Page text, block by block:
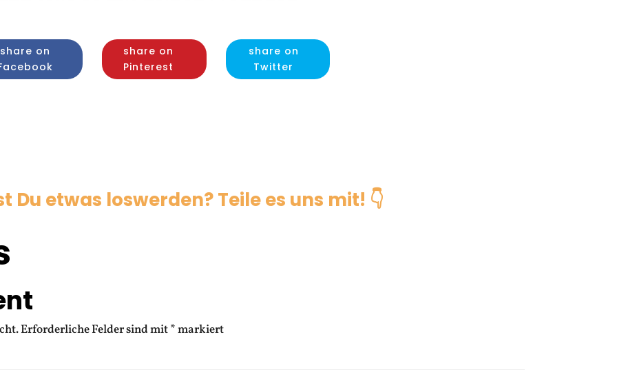
share on
share on
Pinterest
share on
Twitter
Du etwas loswerden? Teile es uns mit! 👇
Erforderliche Felder sind mit*markiert